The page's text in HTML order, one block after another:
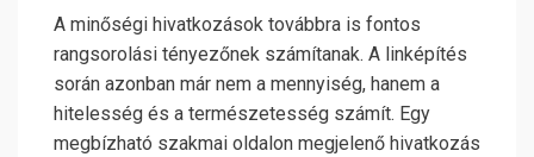
A minőségi hivatkozások továbbra is fontos
rangsorolási tényezőnek számítanak. A linképítés
során azonban már nem a mennyiség, hanem a
hitelesség és a természetesség számít. Egy
megbízható szakmai oldalon megjelenő hivatkozás